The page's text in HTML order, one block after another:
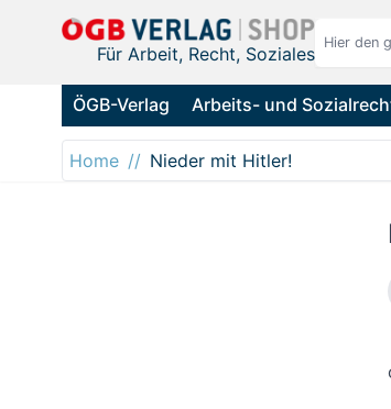
Direkt zum Inhalt
Für Arbeit, Recht, Soziales
ÖGB-Verlag Arbeits- und
Home Nieder mit Hitler!